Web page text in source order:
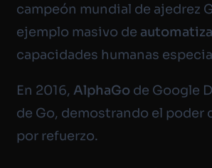
campeón mundial de ajedrez
ejemplo masivo de
capacidades humanas
En 2016,AlphaGo de Google
de Go, demostrando el poder
por refuerzo.